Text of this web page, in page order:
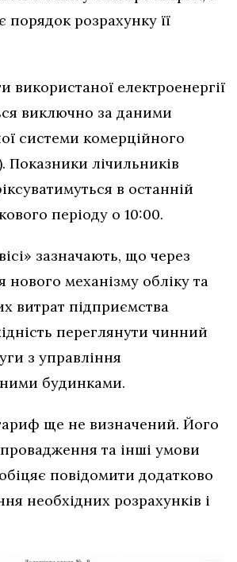
порядок розрахунку її
використаної електроенергії
виключно за даними
системи комерційного
Показники лічильників
в останній
періоду о 10:00.
зазначають, що через
нового механізму обліку та
витрат підприємства
переглянути чинний
з управління
будинками.
ще не визначений. Його
та інші умови
повідомити додатково
необхідних розрахунків і